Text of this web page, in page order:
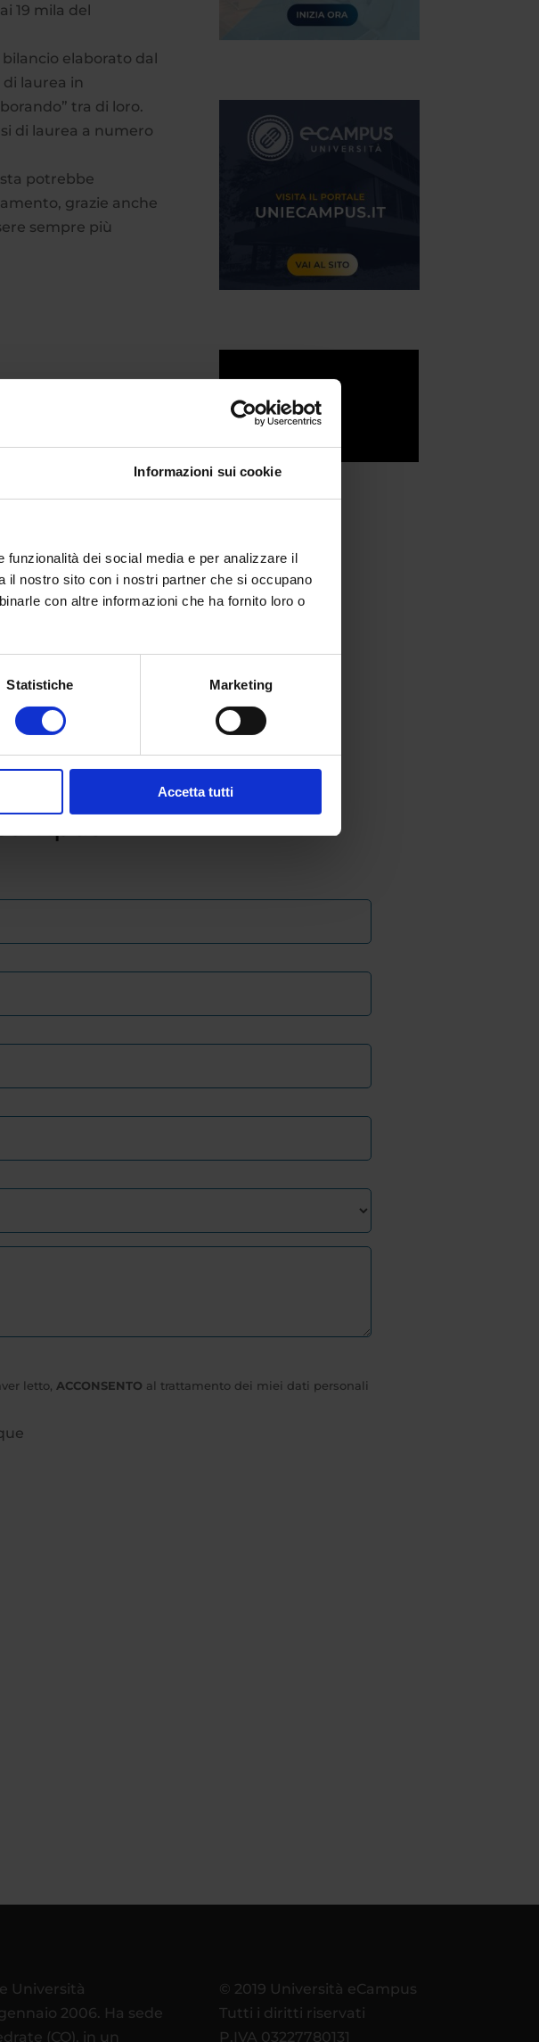
Informazioni sui cookie
dei social media e per analizzare il
il nostro sito con i nostri partner che si occupano
con altre informazioni che ha fornito loro o
Statistiche Marketing
Accetta tutti
19 mila del
elaborato dal
laurea in
tra di loro.
di laurea a numero
potrebbe
grazie anche
sempre più
sull’offerta formativa
letto, ACCONSENTO al trattamento dei miei dati personali
Università
2006. Ha sede
(CO), in un
© 2019 Università eCampus
Tutti i diritti riservati
P.IVA 03227780131